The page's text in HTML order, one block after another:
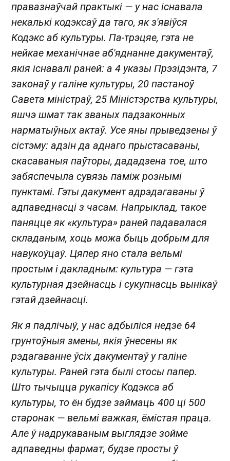
правазнаўчай практыкі — у нас існавала
некалькі кодэксаў да таго, як з'явіўся
Кодэкс аб культуры. Па-трэцяе, гэта не
нейкае механічнае аб'яднанне дакументаў,
якія існавалі раней: а 4 указы Прэзідэнта, 7
законаў у галіне культуры, 20 пастаноў
Савета міністраў, 25 Міністэрства культуры,
яшчэ шмат так званых падзаконных
нарматыўных актаў. Усе яны прыведзены ў
сістэму: адзін да аднаго прыстасаваны,
скасаваныя паўторы, дададзена тое, што
забяспечыла сувязь паміж рознымі
пунктамі. Гэты дакумент адрэдагаваны ў
адпаведнасці з часам. Напрыклад, такое
паняцце як «культура» раней падавалася
складаным, хоць можа быць добрым для
навукоўцаў. Цяпер яно стала вельмі
простым і дакладным: культура — гэта
культурная дзейнасць і сукупнасць вынікаў
гэтай дзейнасці.
Як я падлічыў, у нас адбыліся недзе 64
грунтоўныя змены, якія ўнесены як
рэдагаванне ўсіх дакументаў у галіне
культуры. Раней гэта былі стосы папер.
Што тычыцца рукапісу Кодэкса аб
культуры, то ён будзе займаць 400 ці 500
старонак — вельмі важкая, ёмістая праца.
Але ў надрукаваным выглядзе зойме
адпаведны фармат, будзе просты ў